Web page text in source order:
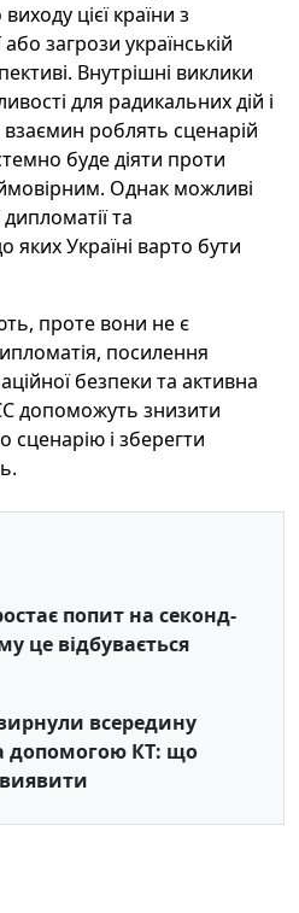
цієї країни з
загрози українській
Внутрішні виклики
для радикальних дій і
роблять сценарій
буде діяти проти
Однак можливі
та
яких Україні варто бути
проте вони не є
посилення
безпеки та активна
допоможуть знизити
сценарію і зберегти
попит на секонд-
це відбувається
всередину
допомогою КТ: що